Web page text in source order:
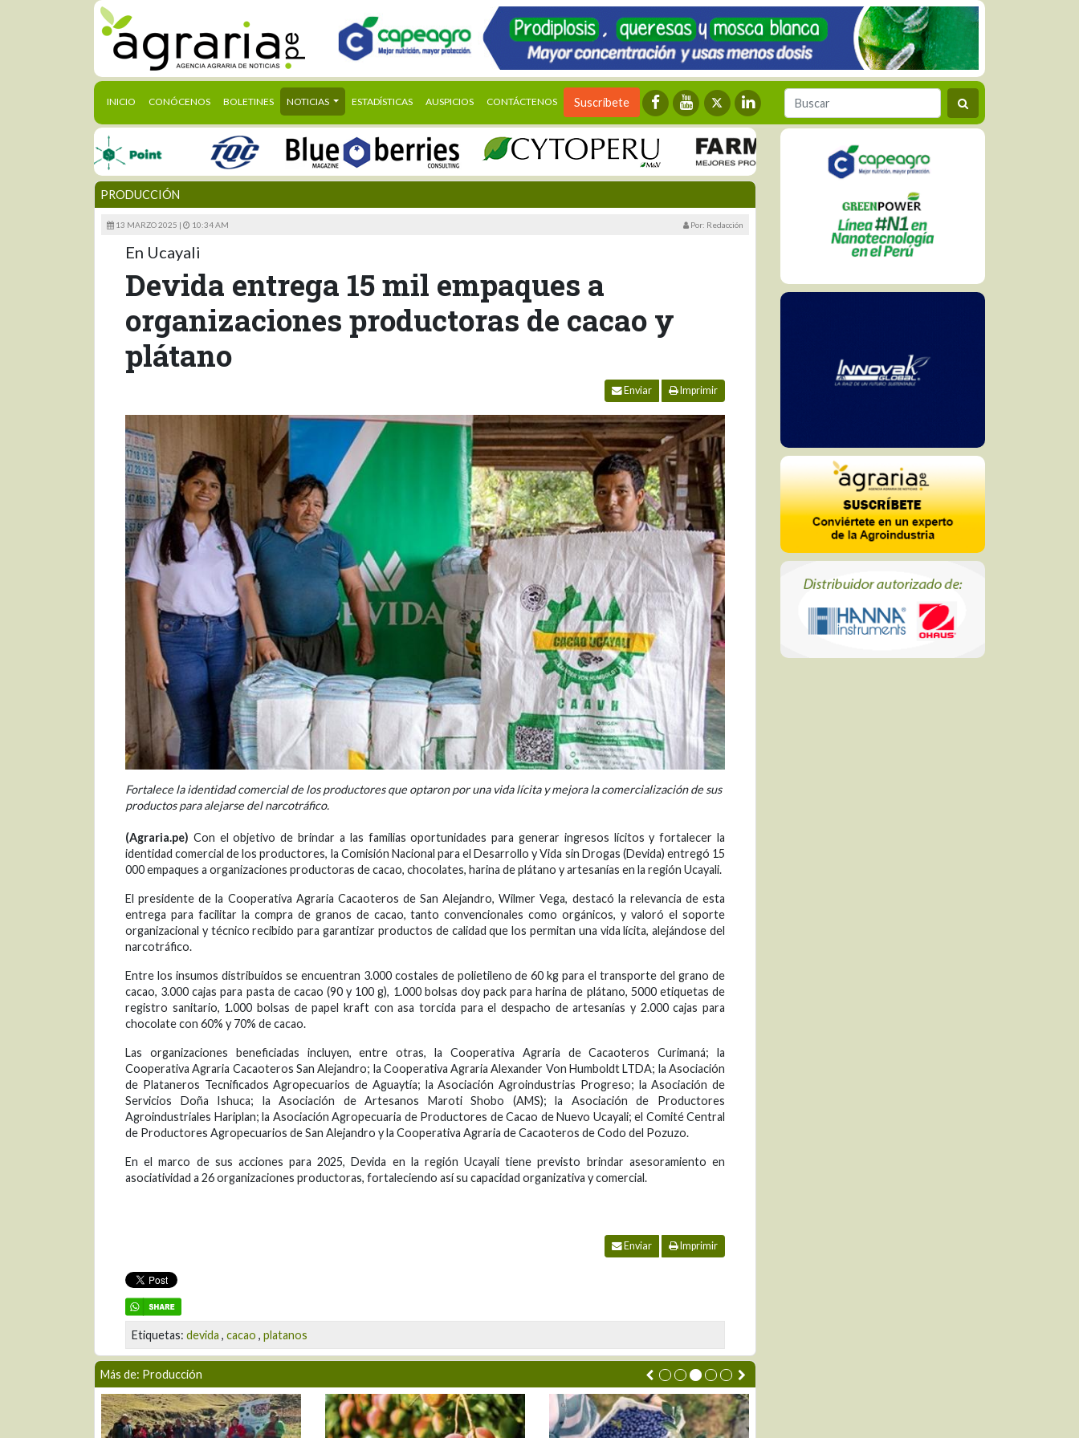
INICIO (CURRENT)
CONÓCENOS BOLETINES NOTICIAS ESTADÍSTICAS AUSPICIOS CONTÁCTENOS Suscríbete
PRODUCCIÓN
13 MARZO 2025 | 10:34 AM Por: Redacción
En Ucayali
Devida entrega 15 mil empaques a
organizaciones productoras de cacao y
plátano
Enviar Imprimir
Fortalece la identidad comercial de los productores que optaron por una vida lícita y mejora la comercialización de sus
productos para alejarse del narcotráfico.
(Agraria.pe) Con el objetivo de brindar a las familias oportunidades para generar ingresos lícitos y fortalecer la
identidad comercial de los productores, la Comisión Nacional para el Desarrollo y Vida sin Drogas (Devida) entregó 15
000 empaques a organizaciones productoras de cacao, chocolates, harina de plátano y artesanías en la región Ucayali.
El presidente de la Cooperativa Agraria Cacaoteros de San Alejandro, Wilmer Vega, destacó la relevancia de esta
entrega para facilitar la compra de granos de cacao, tanto convencionales como orgánicos, y valoró el soporte
organizacional y técnico recibido para garantizar productos de calidad que los permitan una vida lícita, alejándose del
narcotráfico.
Entre los insumos distribuidos se encuentran 3.000 costales de polietileno de 60 kg para el transporte del grano de
cacao, 3.000 cajas para pasta de cacao (90 y 100 g), 1.000 bolsas doy pack para harina de plátano, 5000 etiquetas de
registro sanitario, 1.000 bolsas de papel kraft con asa torcida para el despacho de artesanías y 2.000 cajas para
chocolate con 60% y 70% de cacao.
Las organizaciones beneficiadas incluyen, entre otras, la Cooperativa Agraria de Cacaoteros Curimaná; la
Cooperativa Agraria Cacaoteros San Alejandro; la Cooperativa Agraria Alexander Von Humboldt LTDA; la Asociación
de Plataneros Tecnificados Agropecuarios de Aguaytía; la Asociación Agroindustrias Progreso; la Asociación de
Servicios Doña Ishuca; la Asociación de Artesanos Maroti Shobo (AMS); la Asociación de Productores
Agroindustriales Hariplan; la Asociación Agropecuaria de Productores de Cacao de Nuevo Ucayali; el Comité Central
de Productores Agropecuarios de San Alejandro y la Cooperativa Agraria de Cacaoteros de Codo del Pozuzo.
En el marco de sus acciones para 2025, Devida en la región Ucayali tiene previsto brindar asesoramiento en
asociatividad a 26 organizaciones productoras, fortaleciendo así su capacidad organizativa y comercial.
Enviar Imprimir
Etiquetas: devida , cacao , platanos
Más de: Producción